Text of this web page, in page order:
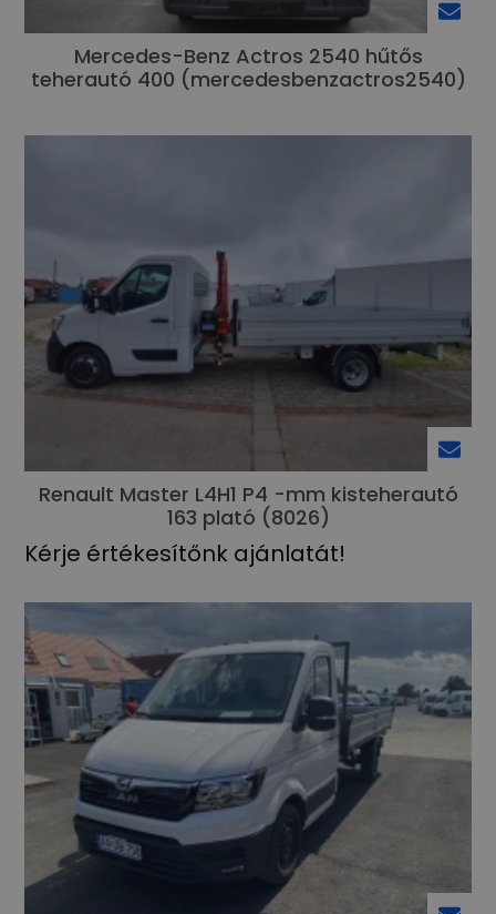
Mercedes-Benz Actros 2540 hűtős
teherautó 400 (mercedesbenzactros2540)
Renault Master L4H1 P4 -mm kisteherautó
163 plató (8026)
Kérje értékesítőnk ajánlatát!